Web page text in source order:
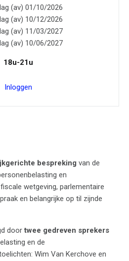
(av) 01/10/2026
(av) 10/12/2026
(av) 11/03/2027
(av) 10/06/2027
18u-21u
Inloggen
bespreking van de
en
wetgeving, parlementaire
en belangrijke op til zijnde
doortwee gedreven sprekers
en de
Wim Van Kerchove en